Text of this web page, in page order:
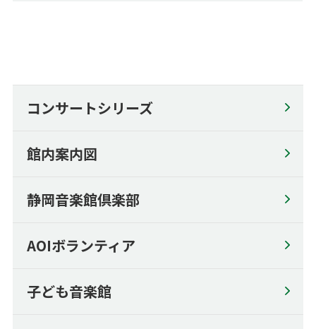
サイトポリシー
SNSポリシー
English
Seating Plan
Concert Hall Shizuoka Member's Club
コンサートシリーズ
館内案内図
静岡音楽館倶楽部
AOIボランティア
子ども音楽館